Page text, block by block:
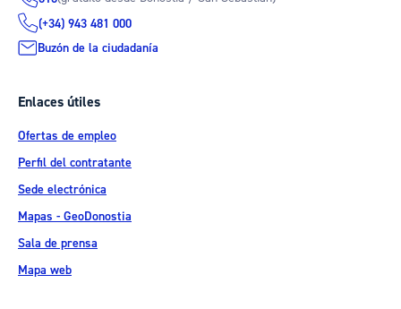
(+34) 943 481 000
Buzón de la ciudadanía
Enlaces útiles
Ofertas de empleo
Perfil del contratante
Sede electrónica
Mapas - GeoDonostia
Sala de prensa
Mapa web